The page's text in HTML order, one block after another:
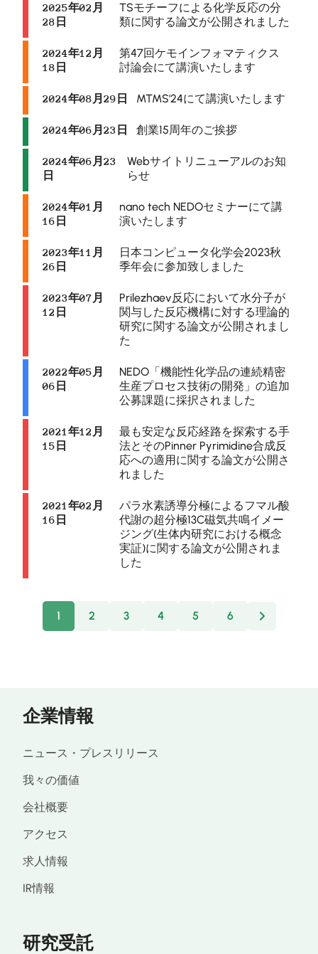
2025年02月
28日
TSモチーフによる化学反応の分
類に関する論文が公開されました
2024年12月
18日
第47回ケモインフォマティクス
討論会にて講演いたします
2024年08月29日 MTMS'24にて講演いたします
2024年06月23日 創業15周年のご挨拶
2024年06月23
日
Webサイトリニューアルのお知
らせ
2024年01月
16日
nano tech NEDOセミナーにて講
演いたします
2023年11月
26日
日本コンピュータ化学会2023秋
季年会に参加致しました
2023年07月
12日
Prilezhaev反応において水分子が
関与した反応機構に対する理論的
研究に関する論文が公開されまし
た
2022年05月
06日
NEDO「機能性化学品の連続精密
生産プロセス技術の開発」の追加
公募課題に採択されました
2021年12月
15日
最も安定な反応経路を探索する手
法とそのPinner Pyrimidine合成反
応への適用に関する論文が公開さ
れました
2021年02月
16日
パラ水素誘導分極によるフマル酸
代謝の超分極13C磁気共鳴イメー
ジング(生体内研究における概念
実証)に関する論文が公開されま
した
1 2 3 4 5 6 Next
企業情報
ニュース・プレスリリース
我々の価値
会社概要
アクセス
求人情報
IR情報
研究受託